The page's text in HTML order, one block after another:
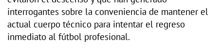
interrogantes sobre la conveniencia de mantener el
actual cuerpo técnico para intentar el regreso
inmediato al fútbol profesional.